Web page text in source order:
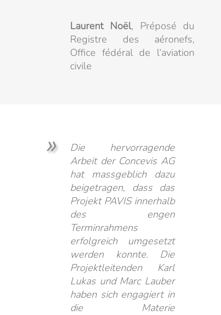
Laurent Noël, Préposé du
Registre des aéronefs,
Office fédéral de l‘aviation
civile
Die hervorragende
Arbeit der Concevis AG
hat massgeblich dazu
beigetragen, dass das
Projekt PAVIS innerhalb
des engen
Terminrahmens
erfolgreich umgesetzt
werden konnte. Die
Projektleitenden Karl
Lukas und Marc Lauber
haben sich engagiert in
die Materie